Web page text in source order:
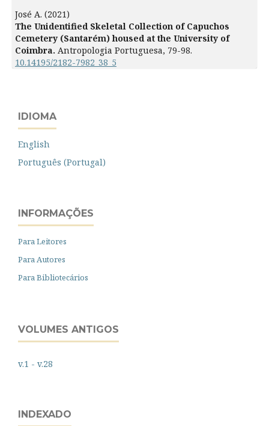
José A. (2021)
The Unidentified Skeletal Collection of Capuchos
Cemetery (Santarém) housed at the University of
Coimbra. Antropologia Portuguesa, 79-98.
10.14195/2182-7982_38_5
IDIOMA
English
Português (Portugal)
INFORMAÇÕES
Para Leitores
Para Autores
Para Bibliotecários
VOLUMES ANTIGOS
v.1 - v.28
INDEXADO